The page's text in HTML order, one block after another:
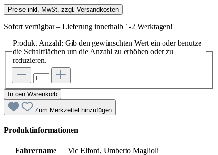
Preise inkl. MwSt. zzgl. Versandkosten
Sofort verfügbar – Lieferung innerhalb 1-2 Werktagen!
Produkt Anzahl: Gib den gewünschten Wert ein oder benutze
die Schaltflächen um die Anzahl zu erhöhen oder zu
reduzieren.
In den Warenkorb
Zum Merkzettel hinzufügen
Produktinformationen
Fahrername
Vic Elford, Umberto Maglioli